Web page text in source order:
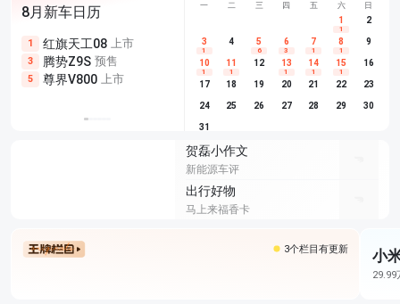
8月新车日历
1 红旗天工08 上市
3 腾势Z9S 预售
5 尊界V800 上市
尊界V680 上市
享界G9 预售
别克至境L7 预售
埃安
长城H10
深蓝S05
一 二 三 四 五 六 日
1
1
2
3
1
4 5
6
6
3
7
1
8
1
9
10
1
11
1
12 13
1
14
1
15
1
16
17 18 19 20 21 22 23
24 25 26 27 28 29 30
31
贺磊小作文
新能源车评
出行好物
马上来福香卡
3个栏目有更新 小
29.99